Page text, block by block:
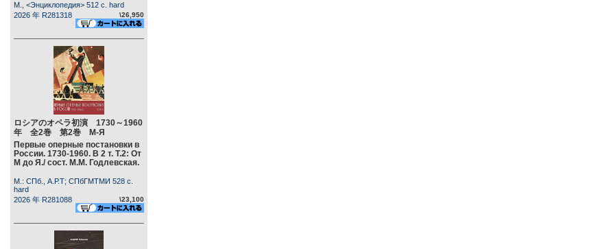
М., <Энциклопедия> 512 c. hard
2026 年 R281318
\26,950
ロシアのオペラ初演 1730～1960
年 全2巻 第2巻 М-Я
Первые оперные постановки в
России. 1730-1960. В 2 т. Т.2: От
М до Я./ сост. М.М. Годлевская.
М.: СПб., А.Р.Т; СПбГМТМИ 528 c.
hard
2026 年 R281088
\23,100